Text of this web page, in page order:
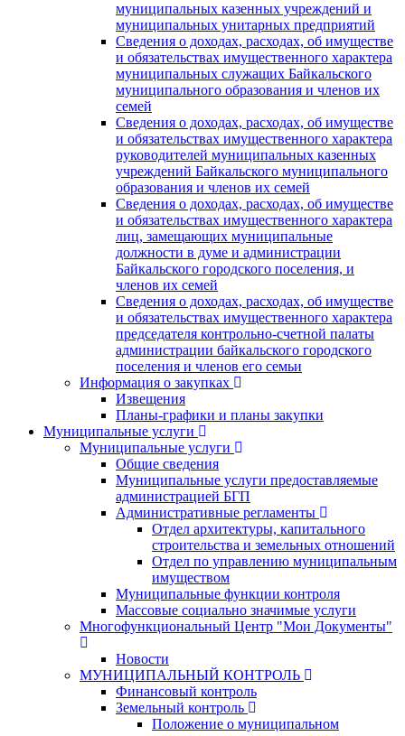
муниципальных казенных учреждений и
муниципальных унитарных предприятий
Сведения о доходах, расходах, об имуществе
и обязательствах имущественного характера
муниципальных служащих Байкальского
муниципального образования и членов их
семей
Сведения о доходах, расходах, об имуществе
и обязательствах имущественного характера
руководителей муниципальных казенных
учреждений Байкальского муниципального
образования и членов их семей
Сведения о доходах, расходах, об имуществе
и обязательствах имущественного характера
лиц, замещающих муниципальные
должности в думе и администрации
Байкальского городского поселения, и
членов их семей
Сведения о доходах, расходах, об имуществе
и обязательствах имущественного характера
председателя контрольно-счетной палаты
администрации байкальского городского
поселения и членов его семьи
Информация о закупках
Извещения
Планы-графики и планы закупки
Муниципальные услуги
Муниципальные услуги
Общие сведения
Муниципальные услуги предоставляемые
администрацией БГП
Административные регламенты
Отдел архитектуры, капитального
строительства и земельных отношений
Отдел по управлению муниципальным
имуществом
Муниципальные функции контроля
Массовые социально значимые услуги
Многофункциональный Центр "Мои Документы"
Новости
МУНИЦИПАЛЬНЫЙ КОНТРОЛЬ
Финансовый контроль
Земельный контроль
Положение о муниципальном